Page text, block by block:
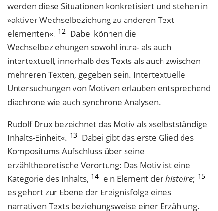
werden diese Situationen konkretisiert und stehen in
»aktiver Wechselbeziehung zu anderen Text­
elementen«. 12 Dabei können die
Wechselbeziehungen sowohl intra- als auch
intertextuell, innerhalb des Texts als auch zwischen
mehreren Texten, gegeben sein. Intertextuelle
Untersuchungen von Motiven erlauben entsprechend
diachrone wie auch synchrone Analysen.
Rudolf Drux bezeichnet das Motiv als »selbstständige
Inhalts-Einheit«. 13 Dabei gibt das erste Glied des
Kompositums Aufschluss über seine
erzähltheoretische Verortung: Das Motiv ist eine
Kategorie des Inhalts, 14 ein Element derhistoire; 15
es gehört zur Ebene der Ereignisfolge eines
narrativen Texts beziehungsweise einer Erzählung.